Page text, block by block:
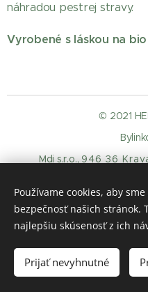
náhradou pestrej stravy.
Vyrobené s láskou na
© 2021
Mdi s.r.o.,946 36
Používame cookies, aby
bezpečnosť našich stránok.
najlepšiu skúsenosť z ich
Prijať nevyhnutné